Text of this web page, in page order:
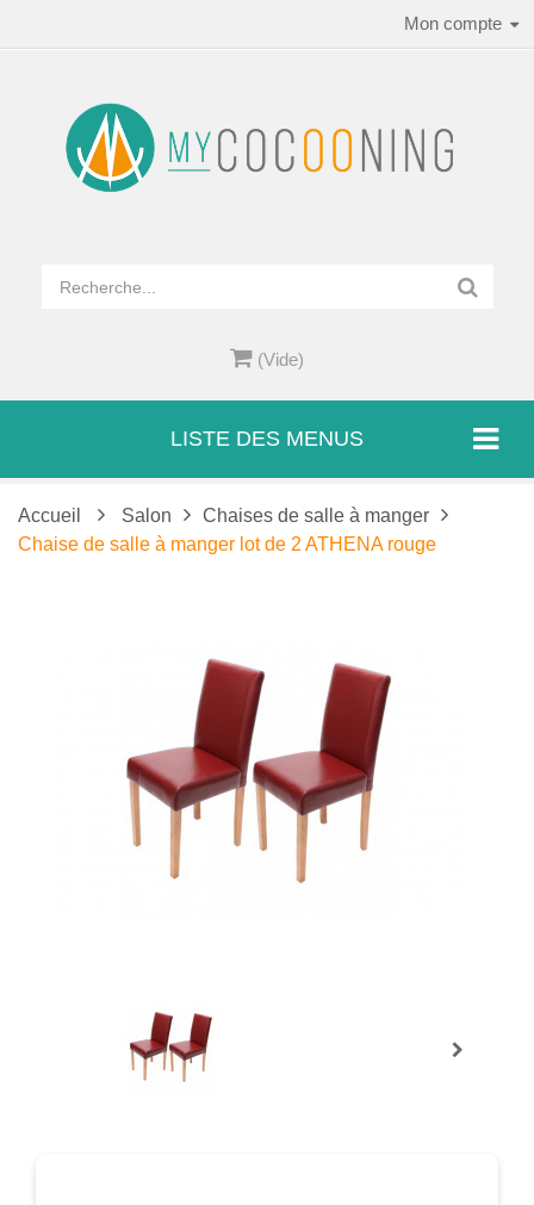
Mon compte
(Vide)
LISTE DES MENUS
Accueil Salon
Chaises de salle à manger
Chaise de salle à manger lot de 2 ATHENA rouge